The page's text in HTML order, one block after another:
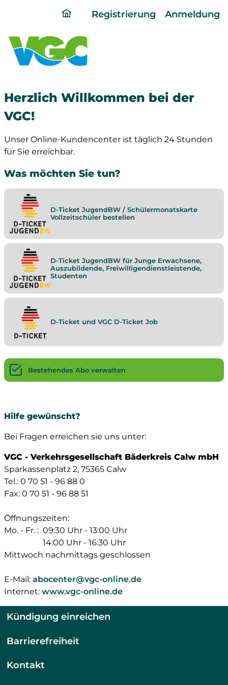
ding
page
Registrierung Anmeldung
Herzlich Willkommen bei der
VGC!
Unser Online-Kundencenter ist täglich 24 Stunden
für Sie erreichbar.
Was möchten Sie tun?
D-Ticket JugendBW / Schülermonatskarte
Vollzeitschüler bestellen
D-Ticket JugendBW für Junge Erwachsene,
Auszubildende, Freiwilligendienstleistende,
Studenten
D-Ticket und VGC D-Ticket Job
Bestehendes Abo verwalten
Hilfe gewünscht?
Bei Fragen erreichen sie uns unter:
VGC - Verkehrsgesellschaft Bäderkreis Calw mbH
Sparkassenplatz 2, 75365 Calw
Tel.: 0 70 51 - 96 88 0
Fax: 0 70 51 - 96 88 51
Öffnungszeiten:
Mo. - Fr. : 09:30 Uhr - 13:00 Uhr
14:00 Uhr - 16:30 Uhr
Mittwoch nachmittags geschlossen
E-Mail: abocenter@vgc-online.de
Internet: www.vgc-online.de
Kündigung einreichen
Barrierefreiheit
Kontakt